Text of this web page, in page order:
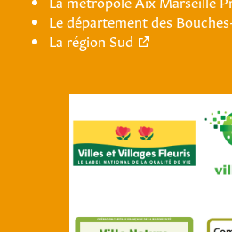
Le département des
La région Sud